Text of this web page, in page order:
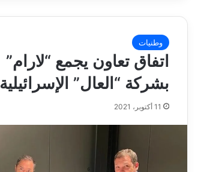
وطنيات
اتفاق تعاون يجمع “لارام”
بشركة “العال” الإسرائيلية‎‎
11 أكتوبر، 2021